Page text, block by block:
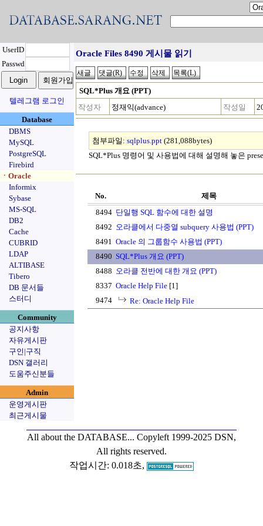
UserID
Passwd
텔레그램 로그인
Database
DBMS
MySQL
PostgreSQL
Firebird
ㆍOracle
Informix
Sybase
MS-SQL
DB2
Cache
CUBRID
LDAP
ALTIBASE
Tibero
DB 문서들
스터디
Community
공지사항
자유게시판
구인|구직
DSN 갤러리
도움주신분들
Admin
운영게시판
최근게시물
Oracle Files 8490 게시물 읽기
SQL*Plus 개요 (PPT)
작성자
정재익(advance) 작성일
첨부파일: sqlplus.ppt (281,088bytes)
SQL*Plus 명령어 및 사용법에 대해 설명해 놓은
No.
제목
8494 단일행 SQL 함수에 대한 설명
8492 오라클에서 다중열 subquery 사용법 (PPT)
8491 Oracle 의 그룹함수 사용법 (PPT)
8490 SQL*Plus 개요 (PPT)
8488 오라클 전반에 대한 개요 (PPT)
8337 Oracle Help File [1]
9474
Re: Oracle Help File
All about the DATABASE... Copyleft 1999-2025 DSN,
All rights reserved.
작업시간: 0.018초,